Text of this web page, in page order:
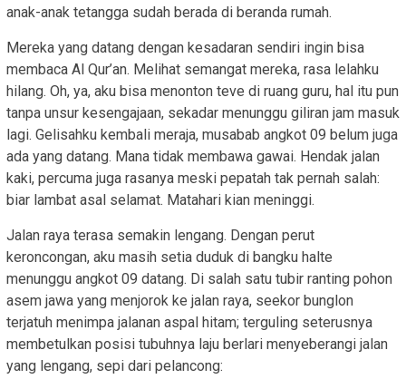
anak-anak tetangga sudah berada di beranda rumah.
Mereka yang datang dengan kesadaran sendiri ingin bisa
membaca Al Qur’an. Melihat semangat mereka, rasa lelahku
hilang. Oh, ya, aku bisa menonton teve di ruang guru, hal itu pun
tanpa unsur kesengajaan, sekadar menunggu giliran jam masuk
lagi. Gelisahku kembali meraja, musabab angkot 09 belum juga
ada yang datang. Mana tidak membawa gawai. Hendak jalan
kaki, percuma juga rasanya meski pepatah tak pernah salah:
biar lambat asal selamat. Matahari kian meninggi.
Jalan raya terasa semakin lengang. Dengan perut
keroncongan, aku masih setia duduk di bangku halte
menunggu angkot 09 datang. Di salah satu tubir ranting pohon
asem jawa yang menjorok ke jalan raya, seekor bunglon
terjatuh menimpa jalanan aspal hitam; terguling seterusnya
membetulkan posisi tubuhnya laju berlari menyeberangi jalan
yang lengang, sepi dari pelancong: